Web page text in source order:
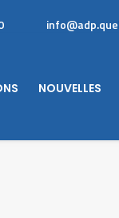
NOUVELLES